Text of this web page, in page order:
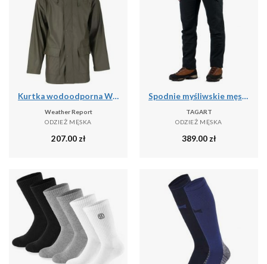
Kurtka wodoodporna Weather Report Torsten
Weather Report
ODZIEŻ MĘSKA
207.00zł
Spodnie myśliwskie męskie Tagart Enduro 2 Ripstop wygodne bojówki
TAGART
ODZIEŻ MĘSKA
389.00zł